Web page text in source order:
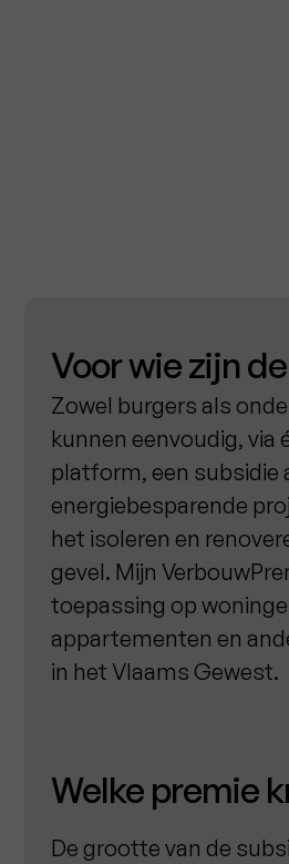
Voor wie zijn
Zowel burgers als
kunnen eenvoudig, via
platform, een subsidie
energiebesparende
het isoleren en
gevel. Mijn
toepassing op
appartementen en
in het Vlaams Gewest.
Welke premie
De grootte van de